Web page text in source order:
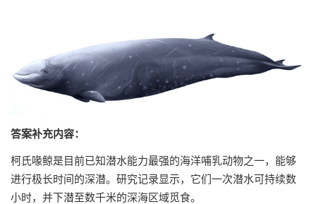
答案补充内容：
柯氏喙鲸是目前已知潜水能力最强的海洋哺乳动物之一，能够
进行极长时间的深潜。研究记录显示，它们一次潜水可持续数
小时，并下潜至数千米的深海区域觅食。